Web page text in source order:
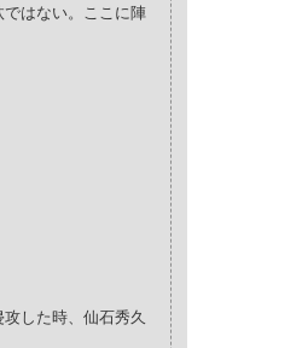
ではない。ここに陣
した時、仙石秀久